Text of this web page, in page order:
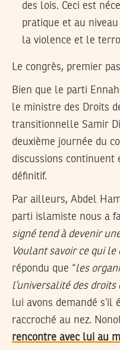
des lois. Ceci est
pratique et au
la violence et le
Le congrès, premier
Bien que le parti
le ministre des Droits
transitionnelle Samir
deuxième journée du
discussions continuent
définitif.
Par ailleurs, Abdel
parti islamiste nous a
signé tend à devenir
Voulant savoir ce qui
répondu que “les
l’universalité des droits
lui avons demandé s’il
raccroché au nez.
rencontre avec lui au